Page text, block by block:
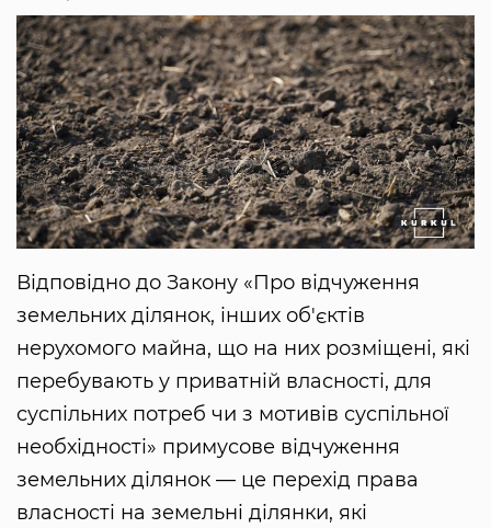
Відповідно до Закону «Про відчуження
земельних ділянок, інших об'єктів
нерухомого майна, що на них розміщені, які
перебувають у приватній власності, для
суспільних потреб чи з мотивів суспільної
необхідності» примусове відчуження
земельних ділянок — це перехід права
власності на земельні ділянки, які